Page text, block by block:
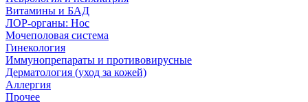
Витамины и БАД
ЛОР-органы: Нос
Мочеполовая система
Гинекология
Иммунопрепараты и противовирусные
Дерматология (уход за кожей)
Аллергия
Прочее